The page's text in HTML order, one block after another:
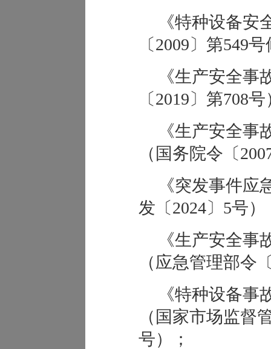
《特种设备安
〔2009〕第549
《生产安全事
〔2019〕第708
《生产安全事
（国务院令〔
《突发事件应
发〔2024〕5号）
《生产安全事
（应急管理部令
《特种设备事
（国家市场监督
号）；